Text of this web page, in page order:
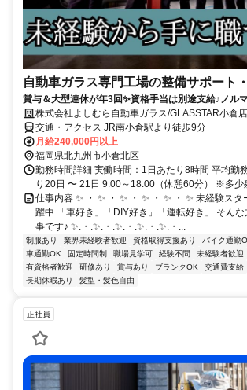
自動車ガラス専門工場の整備サポート
賞与＆大型連休が年3回✨資格手当は別途支給♪ノル
株式会社よしむら自動車ガラス/GLASSTAR小倉店
交通・アクセス JR南小倉駅より徒歩9分
月給240,000円以上
福岡県北九州市小倉北区
勤務時間詳細 実働時間：1日あたり8時間 平均勤
り20日 〜 21日 9:00～18:00（休憩60分） ※多少
仕事内容 ✨.・.✨.・.✨.・.✨.・.✨.・.✨ 未経験ス
躍中 「車好き」「DIY好き」「運転好き」 そん
事です♪ ✨.・.✨.・.✨.・.✨.・.✨.・...
制服あり 業界未経験者歓迎 資格取得支援あり バイク通勤
車通勤OK
固定時間制 職場見学可 経験不問 未経験者歓迎
有資格者歓迎
研修あり 賞与あり ブランクOK 交通費支給
長期休暇あり
髪型・髪色自由
正社員